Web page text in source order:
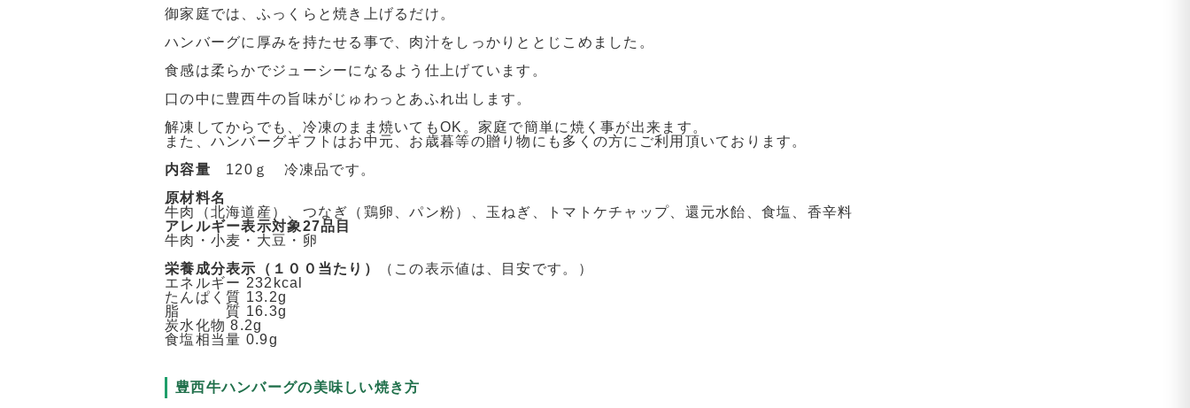
御家庭では、ふっくらと焼き上げるだけ。
ハンバーグに厚みを持たせる事で、肉汁をしっかりととじこめました。
食感は柔らかでジューシーになるよう仕上げています。
口の中に豊西牛の旨味がじゅわっとあふれ出します。
解凍してからでも、冷凍のまま焼いてもOK。家庭で簡単に焼く事が出来ます。
また、ハンバーグギフトはお中元、お歳暮等の贈り物にも多くの方にご利用頂いております。
内容量 120ｇ 冷凍品です。
原材料名
牛肉（北海道産）、つなぎ（鶏卵、パン粉）、玉ねぎ、トマトケチャップ、還元水飴、食塩、香辛料
アレルギー表示対象27品目
牛肉・小麦・大豆・卵
栄養成分表示（１００当たり）
（この表示値は、目安です。）
エネルギー 232kcal
たんぱく質 13.2g
脂 質 16.3g
炭水化物 8.2g
食塩相当量 0.9g
豊西牛ハンバーグの美味しい焼き方